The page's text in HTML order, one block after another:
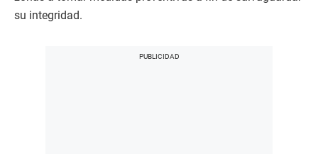
su integridad.